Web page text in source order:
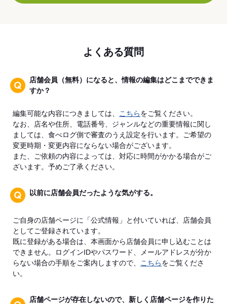
よくある質問
店舗会員（無料）になると、情報の編集はどこまでできま
すか？
編集可能な内容につきましては、 こちらをご覧ください。
なお、店名や住所、電話番号、ジャンルなどの重要情報に関し
ましては、食べログ側で審査のうえ設定を行います。ご希望の
変更時期・変更内容にならない場合がございます。
また、ご依頼の内容によっては、対応に時間がかかる場合がご
ざいます。予めご了承ください。
以前に店舗会員だったような気がする。
ご自身の店舗ページに「公式情報」と付いていれば、店舗会員
としてご登録されています。
既に登録がある場合は、本画面から店舗会員に申し込むことは
できません。ログインIDやパスワード、メールアドレスが分か
らない場合の手順をご案内しますので、
こちらをご覧くださ
い。
店舗ページが存在しないので、新しく店舗ページを作りた